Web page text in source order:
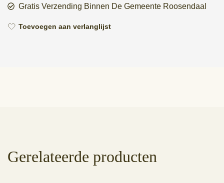
Gratis Verzending Binnen De Gemeente Roosendaal
Toevoegen aan verlanglijst
Gerelateerde producten